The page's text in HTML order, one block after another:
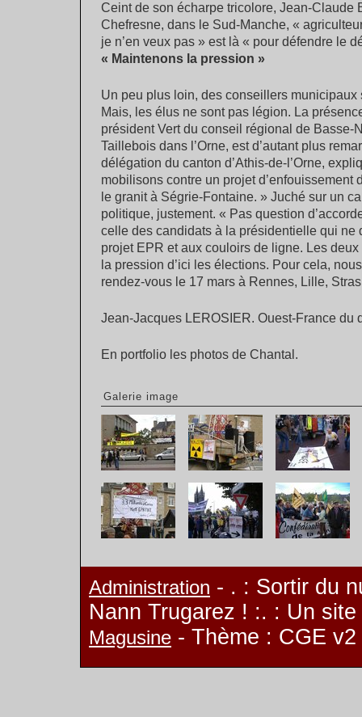
Ceint de son écharpe tricolore, Jean-Claude
Chefresne, dans le Sud-Manche, «
je n’en veux pas » est là « pour défendre le
« Maintenons la pression »
Un peu plus loin, des conseillers
Mais, les élus ne sont pas légion. La
président Vert du conseil régional de Basse-
Taillebois dans l’Orne, est d’autant plus
délégation du canton d’Athis-de-l’Orne,
mobilisons contre un projet d’enfouissement
le granit à Ségrie-Fontaine. » Juché sur un
politique, justement. « Pas question
celle des candidats à la présidentielle qui ne
projet EPR et aux couloirs de ligne. Les
la pression d’ici les élections. Pour cela,
rendez-vous le 17 mars à Rennes, Lille,
Jean-Jacques LEROSIER. Ouest-France du
En portfolio les photos de Chantal.
Galerie image
Administration - . : Sortir du
Nann Trugarez ! :. : Un
Magusine - Thème : CGE v2